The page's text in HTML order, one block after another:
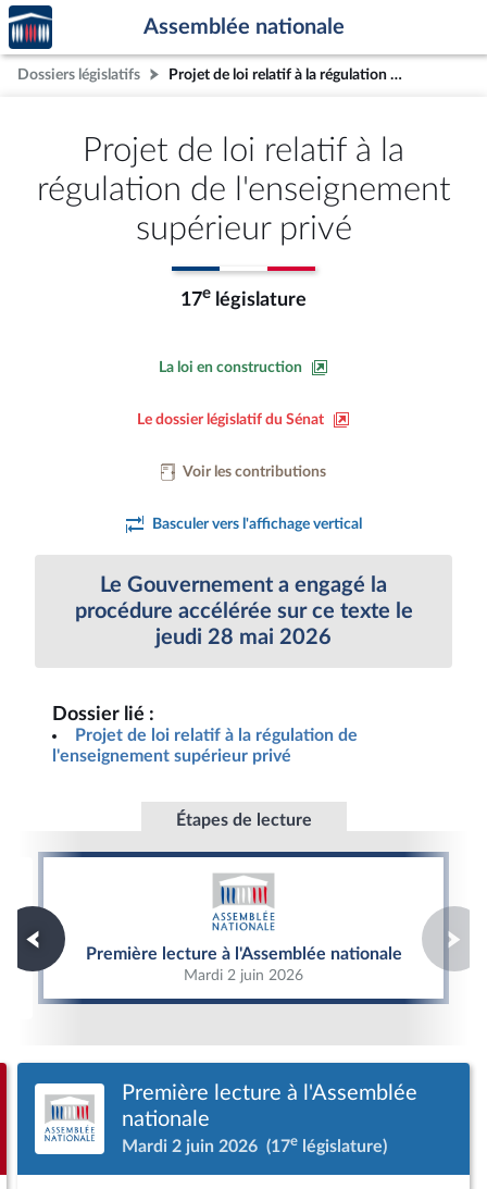
Aller au contenu
Aller en bas de la page
Accèder
à la
page
d'accueil
Assemblée nationale
Dossiers législatifs Projet de loi relatif à la régulation de l'enseignement supérieur privé
Projet de loi relatif à la
régulation de l'enseignement
supérieur privé
17e législature
La loi en construction
Le dossier législatif du Sénat
Voir les contributions
Basculer vers l'affichage vertical
Le Gouvernement a engagé la
procédure accélérée sur ce texte le
jeudi 28 mai 2026
Dossier lié :
Projet de loi relatif à la régulation de
l'enseignement supérieur privé
Étapes de lecture
Première lecture à l'Assemblée nationale
Mardi 2 juin 2026
Première lecture à l'Assemblée nationale
Première lecture à l'Assemblée
nationale
Mardi 2 juin 2026 (17e législature)